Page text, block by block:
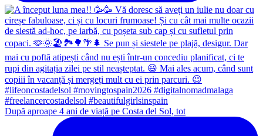
După aproape 4 ani de viață pe Costa del Sol, tot